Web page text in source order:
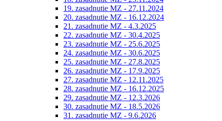
19. zasadnutie MZ - 27.11.2024
20. zasadnutie MZ - 16.12.2024
21. zasadnutie MZ - 4.3.2025
22. zasadnutie MZ - 30.4.2025
23. zasadnutie MZ - 25.6.2025
24. zasadnutie MZ - 30.6.2025
25. zasadnutie MZ - 27.8.2025
26. zasadnutie MZ - 17.9.2025
27. zasadnutie MZ - 12.11.2025
28. zasadnutie MZ - 16.12.2025
29. zasadnutie MZ - 12.3.2026
30. zasadnutie MZ - 18.5.2026
31. zasadnutie MZ - 9.6.2026